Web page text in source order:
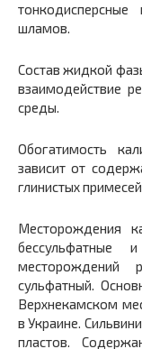
шламов.
Состав жидкой
взаимодействие
среды.
Обогатимость
зависит от
глинистых
Месторождения
бессульфатные
месторождений
сульфатный.
Верхнекамском
в Украине.
пластов.